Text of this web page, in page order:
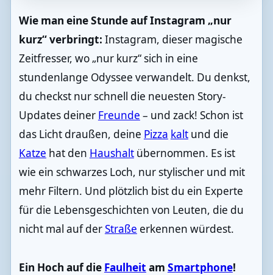
Wie man eine Stunde auf Instagram „nur
kurz“ verbringt: Instagram, dieser magische
Zeitfresser, wo „nur kurz“ sich in eine
stundenlange Odyssee verwandelt. Du denkst,
du checkst nur schnell die neuesten Story-
Updates deiner Freunde – und zack! Schon ist
das Licht draußen, deine Pizza kaltund die
Katze hat den Haushaltübernommen. Es ist
wie ein schwarzes Loch, nur stylischer und mit
mehr Filtern. Und plötzlich bist du ein Experte
für die Lebensgeschichten von Leuten, die du
nicht mal auf derStraße erkennen würdest.
Ein Hoch auf die Faulheit am Smartphone!